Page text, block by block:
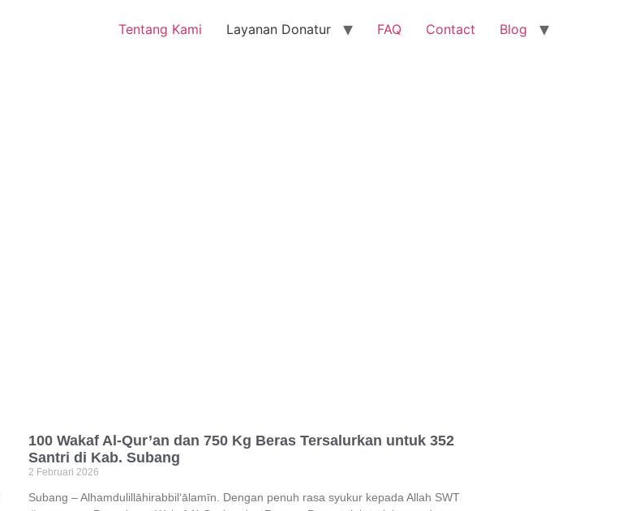
Tentang Kami Layanan Donatur FAQ Contact Blog
100 Wakaf Al-Qur’an dan 750 Kg Beras Tersalurkan untuk 352
Santri di Kab. Subang
2 Februari 2026
Subang – Alhamdulillāhirabbil‘ālamīn. Dengan penuh rasa syukur kepada Allah SWT